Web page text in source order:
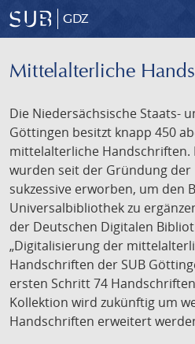
GDZ
Mittelalterliche
Die Niedersächsische Staats-
Göttingen besitzt knapp 450
mittelalterliche Handschriften.
wurden seit der Gründung der
sukzessive erworben, um den
Universalbibliothek zu
der Deutschen Digitalen
„Digitalisierung der
Handschriften der SUB
ersten Schritt 74
Kollektion wird zukünftig um
Handschriften erweitert